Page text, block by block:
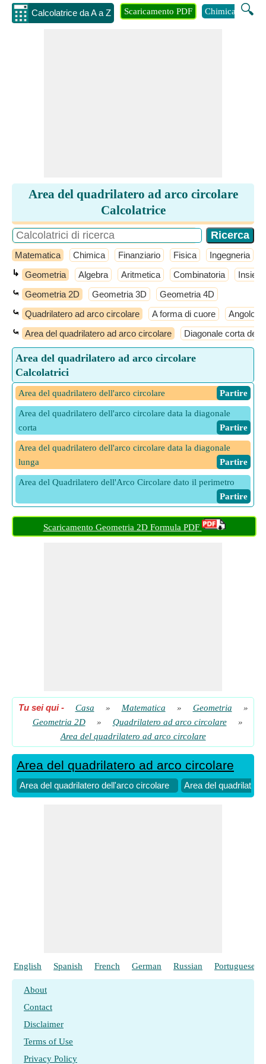
Calcolatrice da A a Z 🔍
Scaricamento PDF Chimica
Area del quadrilatero ad arco circolare
Calcolatrice
Matematica Chimica Finanziario Fisica Ingegneria
↳ Geometria Algebra Aritmetica Combinatoria
⤿ Geometria 2D Geometria 3D Geometria 4D
⤿ Quadrilatero ad arco circolare A forma di cuore Angolo
⤿ Area del quadrilatero ad arco circolare Diagonale corta del
Area del quadrilatero ad arco circolare
Calcolatrici
Area del quadrilatero dell'arco circolare ​ Partire
Area del quadrilatero dell'arco circolare data la diagonale
corta
​ Partire
Area del quadrilatero dell'arco circolare data la diagonale
lunga
​ Partire
Area del Quadrilatero dell'Arco Circolare dato il perimetro
​ Partire
Scaricamento Geometria 2D Formula PDF
Tu sei qui- Casa » Matematica » Geometria
»
Geometria 2D
» Quadrilatero ad arco circolare
»
Area del quadrilatero ad arco circolare
Area del quadrilatero ad arco circolare
Area del quadrilatero dell'arco circolare Area del
English Spanish French German Russian Portuguese
About
Contact
Disclaimer
Terms of Use
Privacy Policy